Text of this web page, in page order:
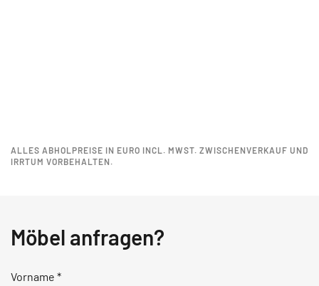
ALLES ABHOLPREISE IN EURO INCL. MWST. ZWISCHENVERKAUF UND
IRRTUM VORBEHALTEN.
Möbel anfragen?
Vorname *